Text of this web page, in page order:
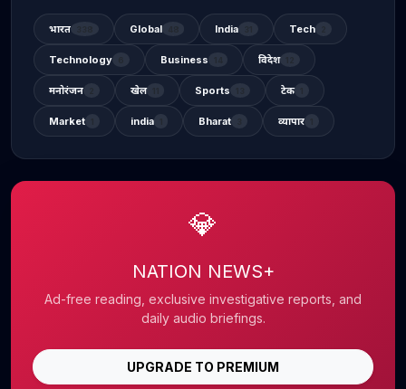
भारत Global India Tech
Technology Business विदेश
मनोरंजन खेल Sports टेक
Market india Bharat व्यापार
💎
NATION NEWS+
Ad-free reading, exclusive investigative reports, and
daily audio briefings.
UPGRADE TO PREMIUM